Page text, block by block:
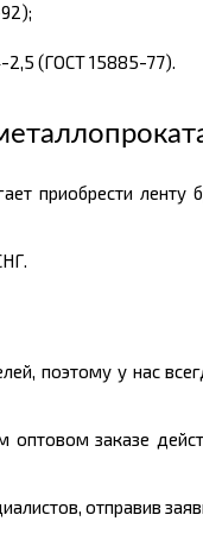
(ГОСТ 15885-77).
приобрести
поэтому у нас
заказе
отправив